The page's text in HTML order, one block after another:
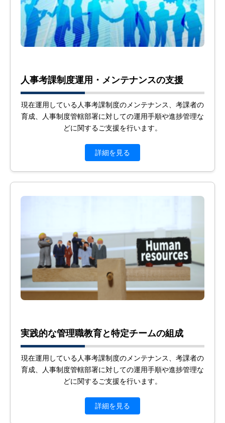
人事考課制度運用・メンテナンスの支援
現在運用している人事考課制度のメンテナンス、考課者の
育成、人事制度管轄部署に対しての運用手順や進捗管理な
どに関するご支援を行います。
詳細を見る
実践的な管理職教育と特定チームの組成
現在運用している人事考課制度のメンテナンス、考課者の
育成、人事制度管轄部署に対しての運用手順や進捗管理な
どに関するご支援を行います。
詳細を見る